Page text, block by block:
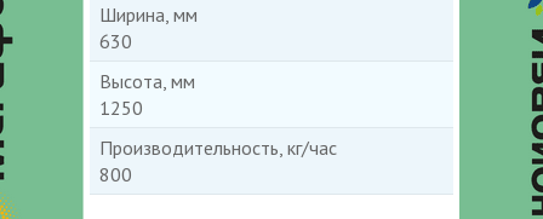
Ширина, мм
630
Высота, мм
1250
Производительность, кг/час
800